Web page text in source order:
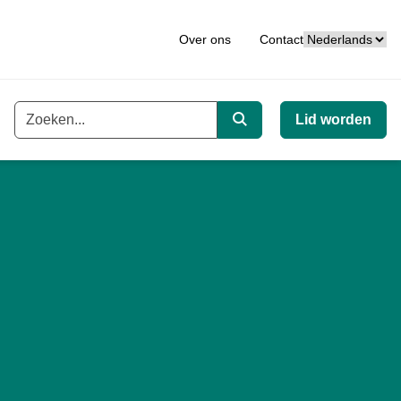
Over ons ContactTaal
Trefwoord
Zoeken
Lid worden